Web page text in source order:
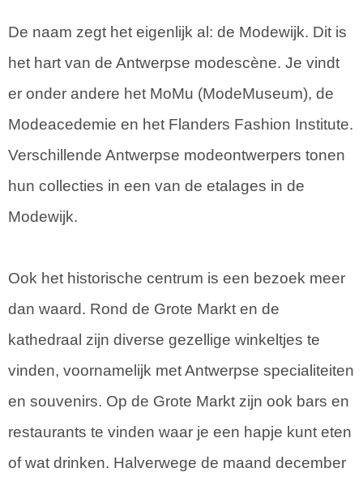
De naam zegt het eigenlijk al: de Modewijk. Dit is
het hart van de Antwerpse modescène. Je vindt
er onder andere het MoMu (ModeMuseum), de
Modeacedemie en het Flanders Fashion Institute.
Verschillende Antwerpse modeontwerpers tonen
hun collecties in een van de etalages in de
Modewijk.
Ook het historische centrum is een bezoek meer
dan waard. Rond de Grote Markt en de
kathedraal zijn diverse gezellige winkeltjes te
vinden, voornamelijk met Antwerpse specialiteiten
en souvenirs. Op de Grote Markt zijn ook bars en
restaurants te vinden waar je een hapje kunt eten
of wat drinken. Halverwege de maand december